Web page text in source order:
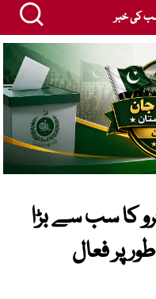
کی خبر
کا سب سے بڑا
پر فعال